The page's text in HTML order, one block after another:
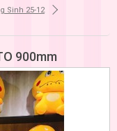
Sinh 25-12
900mm